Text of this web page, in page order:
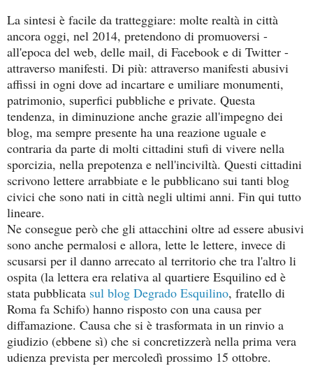
La sintesi è facile da tratteggiare: molte realtà in città
ancora oggi, nel 2014, pretendono di promuoversi -
all'epoca del web, delle mail, di Facebook e di Twitter -
attraverso manifesti. Di più: attraverso manifesti abusivi
affissi in ogni dove ad incartare e umiliare monumenti,
patrimonio, superfici pubbliche e private. Questa
tendenza, in diminuzione anche grazie all'impegno dei
blog, ma sempre presente ha una reazione uguale e
contraria da parte di molti cittadini stufi di vivere nella
sporcizia, nella prepotenza e nell'inciviltà. Questi cittadini
scrivono lettere arrabbiate e le pubblicano sui tanti blog
civici che sono nati in città negli ultimi anni. Fin qui tutto
lineare.
Ne consegue però che gli attacchini oltre ad essere abusivi
sono anche permalosi e allora, lette le lettere, invece di
scusarsi per il danno arrecato al territorio che tra l'altro li
ospita (la lettera era relativa al quartiere Esquilino ed è
stata pubblicata sul blog Degrado Esquilino, fratello di
Roma fa Schifo) hanno risposto con una causa per
diffamazione. Causa che si è trasformata in un rinvio a
giudizio (ebbene sì) che si concretizzerà nella prima vera
udienza prevista per mercoledì prossimo 15 ottobre.